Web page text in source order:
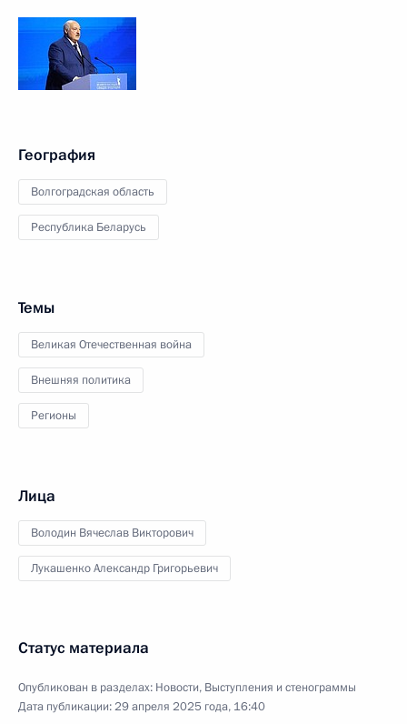
География
Волгоградская область
Республика Беларусь
Темы
Великая Отечественная война
Внешняя политика
Регионы
Лица
Володин Вячеслав Викторович
Лукашенко Александр Григорьевич
Статус материала
Опубликован в разделах: Новости, Выступления и стенограммы
Дата публикации:29 апреля 2025 года, 16:40